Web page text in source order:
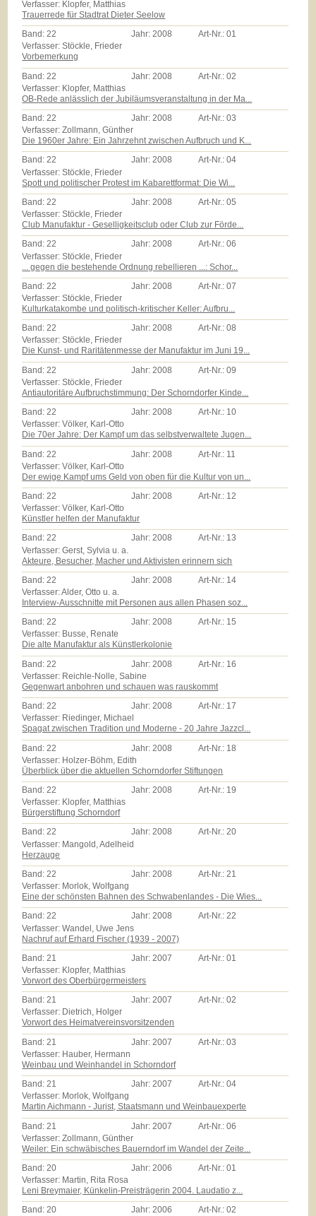
Verfasser: Klopfer, Matthias
Trauerrede für Stadtrat Dieter Seelow
Band:22 Jahr:2008 Art-Nr.:01
Verfasser: Stöckle, Frieder
Vorbemerkung
Band: 22 Jahr: 2008 Art-Nr.:02
Verfasser: Klopfer, Matthias
OB-Rede anlässlich der Jubiläumsveranstaltung in der Ma...
Band:22 Jahr:2008 Art-Nr.:03
Verfasser: Zollmann, Günther
Die 1960er Jahre: Ein Jahrzehnt zwischen Aufbruch und K...
Band:22 Jahr:2008 Art-Nr.:04
Verfasser: Stöckle, Frieder
Spott und politischer Protest im Kabarettformat: Die Wi...
Band:22 Jahr:2008 Art-Nr.:05
Verfasser: Stöckle, Frieder
Club Manufaktur - Geselligkeitsclub oder Club zur Förde...
Band:22 Jahr:2008 Art-Nr.:06
Verfasser: Stöckle, Frieder
... gegen die bestehende Ordnung rebellieren ...: Schor...
Band: 22 Jahr: 2008 Art-Nr.:07
Verfasser: Stöckle, Frieder
Kulturkatakombe und politisch-kritischer Keller: Aufbru...
Band:22 Jahr:2008 Art-Nr.:08
Verfasser: Stöckle, Frieder
Die Kunst- und Raritätenmesse der Manufaktur im Juni 19...
Band: 22 Jahr: 2008 Art-Nr.:09
Verfasser: Stöckle, Frieder
Antiautoritäre Aufbruchstimmung: Der Schorndorfer Kinde...
Band:22 Jahr:2008 Art-Nr.: 10
Verfasser: Völker, Karl-Otto
Die 70er Jahre: Der Kampf um das selbstverwaltete Jugen...
Band: 22 Jahr: 2008 Art-Nr.: 11
Verfasser: Völker, Karl-Otto
Der ewige Kampf ums Geld von oben für die Kultur von un...
Band:22 Jahr:2008 Art-Nr.: 12
Verfasser: Völker, Karl-Otto
Künstler helfen der Manufaktur
Band:22 Jahr:2008 Art-Nr.: 13
Verfasser: Gerst, Sylvia u. a.
Akteure, Besucher, Macher und Aktivisten erinnern sich
Band:22 Jahr:2008 Art-Nr.: 14
Verfasser: Alder, Otto u. a.
Interview-Ausschnitte mit Personen aus allen Phasen soz...
Band:22 Jahr:2008 Art-Nr.: 15
Verfasser: Busse, Renate
Die alte Manufaktur als Künstlerkolonie
Band: 22 Jahr: 2008 Art-Nr.: 16
Verfasser: Reichle-Nolle, Sabine
Gegenwart anbohren und schauen was rauskommt
Band:22 Jahr:2008 Art-Nr.: 17
Verfasser: Riedinger, Michael
Spagat zwischen Tradition und Moderne - 20 Jahre Jazzcl...
Band: 22 Jahr: 2008 Art-Nr.: 18
Verfasser: Holzer-Böhm, Edith
Überblick über die aktuellen Schorndorfer Stiftungen
Band:22 Jahr:2008 Art-Nr.: 19
Verfasser: Klopfer, Matthias
Bürgerstiftung Schorndorf
Band:22 Jahr:2008 Art-Nr.:20
Verfasser: Mangold, Adelheid
Herzauge
Band:22 Jahr:2008 Art-Nr.:21
Verfasser: Morlok, Wolfgang
Eine der schönsten Bahnen des Schwabenlandes - Die Wies...
Band:22 Jahr:2008 Art-Nr.:22
Verfasser: Wandel, Uwe Jens
Nachruf auf Erhard Fischer (1939 - 2007)
Band: 21 Jahr: 2007 Art-Nr.:01
Verfasser: Klopfer, Matthias
Vorwort des Oberbürgermeisters
Band:21 Jahr:2007 Art-Nr.:02
Verfasser: Dietrich, Holger
Vorwort des Heimatvereinsvorsitzenden
Band: 21 Jahr: 2007 Art-Nr.:03
Verfasser: Hauber, Hermann
Weinbau und Weinhandel in Schorndorf
Band:21 Jahr:2007 Art-Nr.:04
Verfasser: Morlok, Wolfgang
Martin Aichmann - Jurist, Staatsmann und Weinbauexperte
Band: 21 Jahr: 2007 Art-Nr.:06
Verfasser: Zollmann, Günther
Weiler: Ein schwäbisches Bauerndorf im Wandel der Zeite...
Band:20 Jahr:2006 Art-Nr.:01
Verfasser: Martin, Rita Rosa
Leni Breymaier, Künkelin-Preisträgerin 2004. Laudatio z...
Band:20 Jahr:2006 Art-Nr.:02